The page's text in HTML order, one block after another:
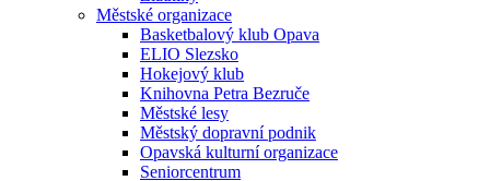
Městské organizace
Basketbalový klub Opava
ELIO Slezsko
Hokejový klub
Knihovna Petra Bezruče
Městské lesy
Městský dopravní podnik
Opavská kulturní organizace
Seniorcentrum